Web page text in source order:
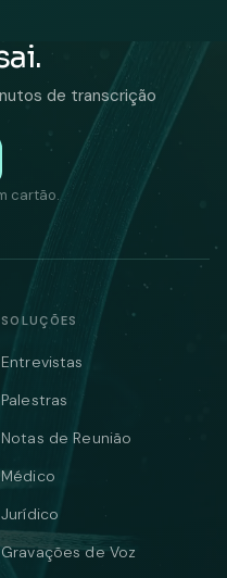
de transcrição
cartão.
SOLUÇÕES
Entrevistas
Palestras
Notas de Reunião
Médico
Jurídico
Gravações de Voz